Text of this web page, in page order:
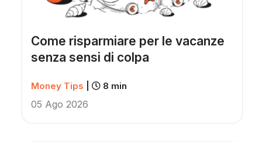
Come risparmiare per le vacanze
senza sensi di colpa
Money Tips 8 min
05 Ago 2026